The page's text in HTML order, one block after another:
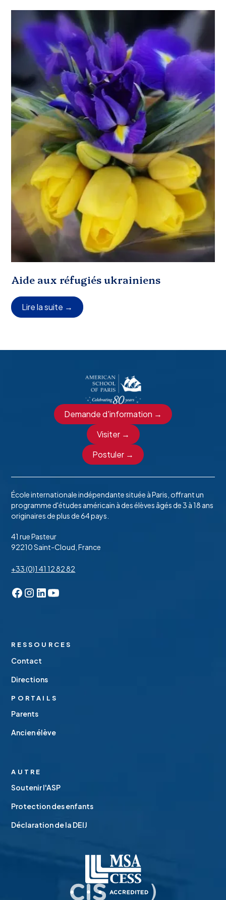
Aide aux réfugiés ukrainiens
Lire la suite →
Demande d'information →
Visiter →
Postuler →
École internationale indépendante située à Paris, offrant un
programme d'études américain à des élèves âgés de 3 à 18 ans
originaires de plus de 64 pays.
41 rue Pasteur
92210 Saint-Cloud, France
+33 (0)1 41 12 82 82
RESSOURCES
Contact
Directions
PORTAILS
Parents
Ancien élève
AUTRE
Soutenir l'ASP
Protection des enfants
Déclaration de la DEIJ